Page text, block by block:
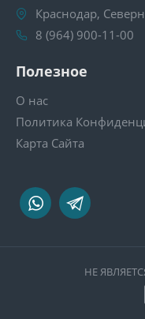
Краснодар,
8 (964) 900-11-00
Полезное
О нас
Политика
Карта Сайта
НЕ